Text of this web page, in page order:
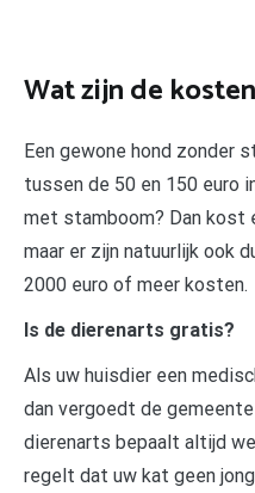
Wat zijn de
Een gewone hond zonder
tussen de 50 en 150 euro
met stamboom? Dan kost
maar er zijn natuurlijk ook
2000 euro of meer kosten.
Is de dierenarts gratis?
Als uw huisdier een
dan vergoedt de
dierenarts bepaalt altijd
regelt dat uw kat geen